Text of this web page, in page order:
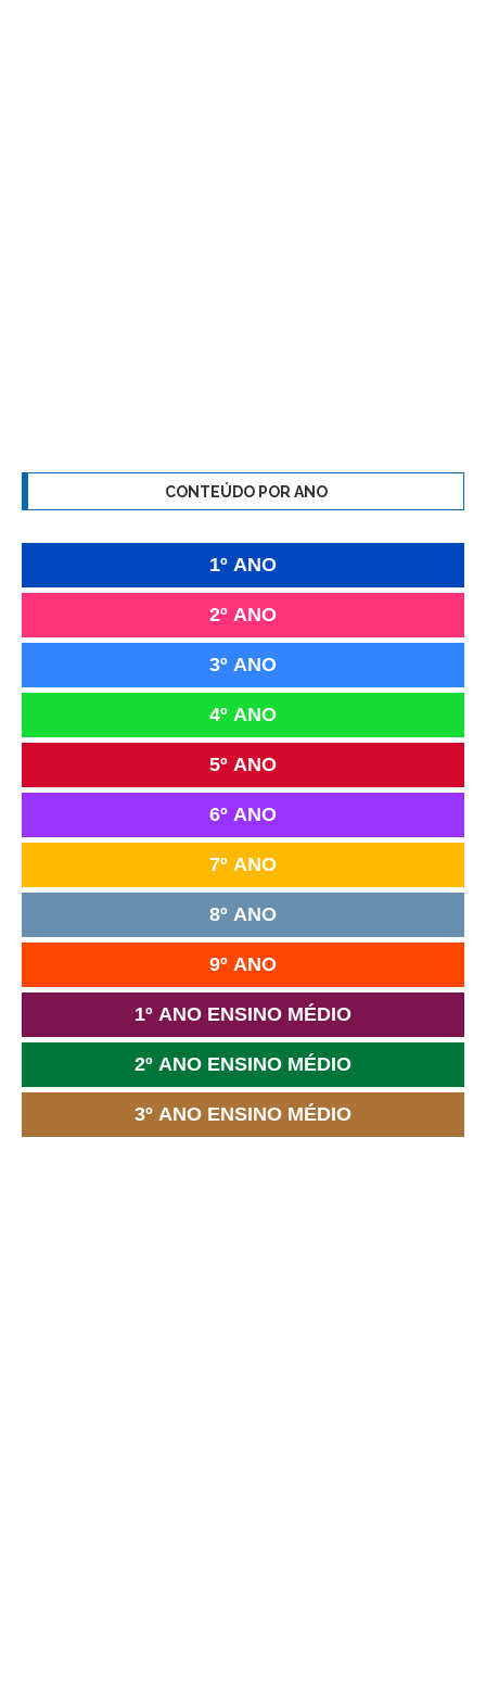
CONTEÚDO POR ANO
1º ANO
2º ANO
3º ANO
4º ANO
5º ANO
6º ANO
7º ANO
8º ANO
9º ANO
1º ANO ENSINO MÉDIO
2º ANO ENSINO MÉDIO
3º ANO ENSINO MÉDIO